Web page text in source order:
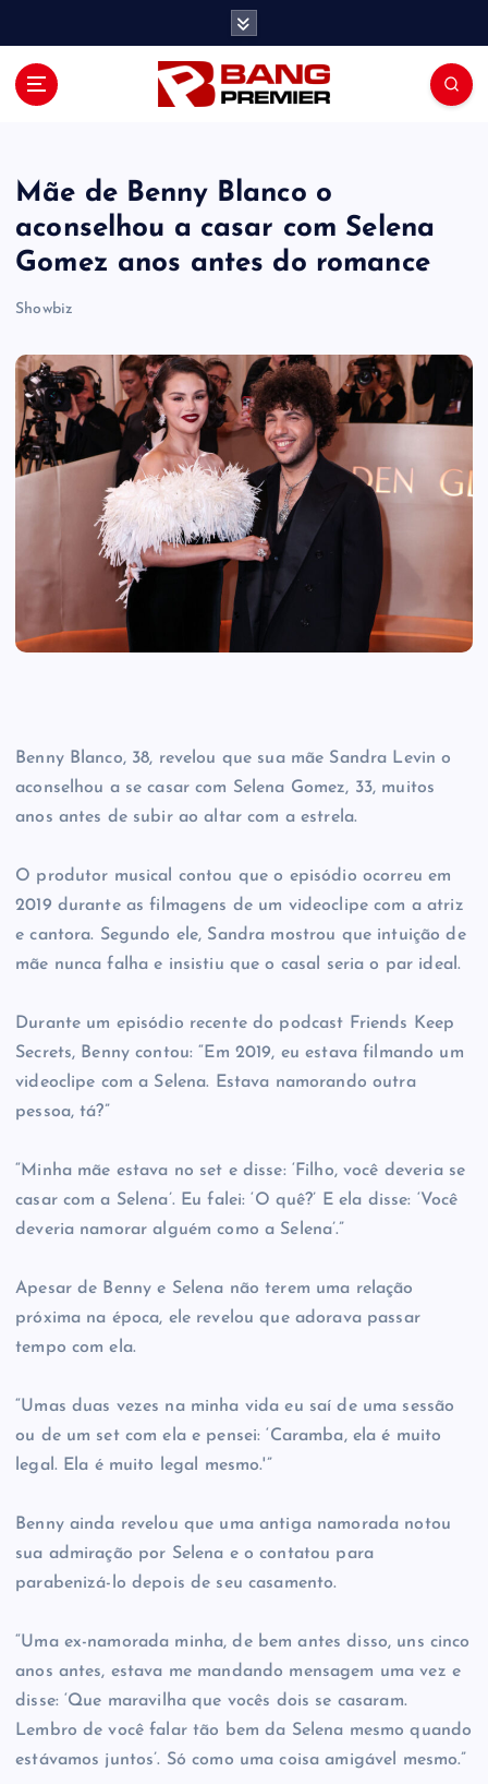
Mãe de Benny Blanco o
aconselhou a casar com Selena
Gomez anos antes do romance
Showbiz
Benny Blanco, 38, revelou que sua mãe Sandra Levin o
aconselhou a se casar com Selena Gomez, 33, muitos
anos antes de subir ao altar com a estrela.
O produtor musical contou que o episódio ocorreu em
2019 durante as filmagens de um videoclipe com a atriz
e cantora. Segundo ele, Sandra mostrou que intuição de
mãe nunca falha e insistiu que o casal seria o par ideal.
Durante um episódio recente do podcast Friends Keep
Secrets, Benny contou: “Em 2019, eu estava filmando um
videoclipe com a Selena. Estava namorando outra
pessoa, tá?”
“Minha mãe estava no set e disse: ‘Filho, você deveria se
casar com a Selena’. Eu falei: ‘O quê?’ E ela disse: ‘Você
deveria namorar alguém como a Selena’.”
Apesar de Benny e Selena não terem uma relação
próxima na época, ele revelou que adorava passar
tempo com ela.
“Umas duas vezes na minha vida eu saí de uma sessão
ou de um set com ela e pensei: ‘Caramba, ela é muito
legal. Ela é muito legal mesmo.'”
Benny ainda revelou que uma antiga namorada notou
sua admiração por Selena e o contatou para
parabenizá-lo depois de seu casamento.
“Uma ex-namorada minha, de bem antes disso, uns cinco
anos antes, estava me mandando mensagem uma vez e
disse: ‘Que maravilha que vocês dois se casaram.
Lembro de você falar tão bem da Selena mesmo quando
estávamos juntos’. Só como uma coisa amigável mesmo.”